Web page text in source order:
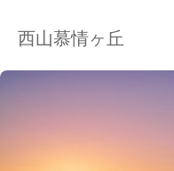
西山慕情ヶ丘